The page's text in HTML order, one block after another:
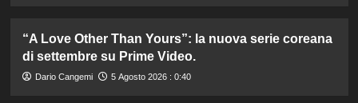
“A Love Other Than Yours”: la nuova serie coreana
di settembre su Prime Video.
Dario Cangemi 5 Agosto 2026 : 0:40